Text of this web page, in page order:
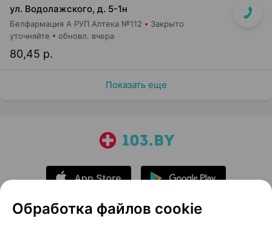
ул. Водолажского, д. 5-1н
Белфармация А РУП Аптека №112 Закрыто
80,45 р.
уточняйте обновл. вчера
Показать еще
Обработка файлов cookie